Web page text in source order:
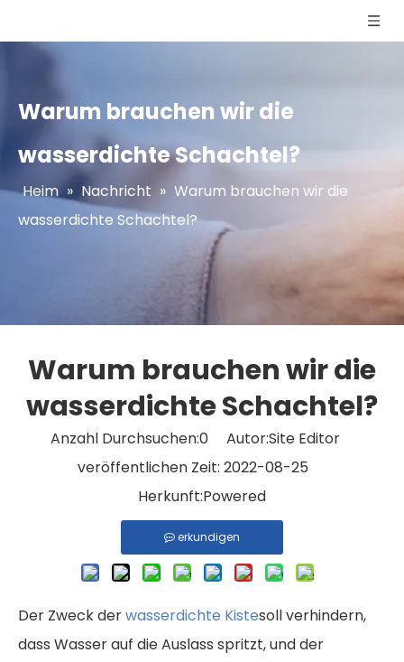
Warum brauchen wir die
wasserdichte Schachtel?
Heim » Nachricht » Warum brauchen wir die
wasserdichte Schachtel?
Warum brauchen wir die
wasserdichte Schachtel?
Anzahl Durchsuchen:0Autor:Site Editor
veröffentlichen Zeit: 2022-08-25
Herkunft:Powered
erkundigen
Der Zweck derwasserdichte Kistesoll verhindern,
dass Wasser auf die Auslass spritzt, und der